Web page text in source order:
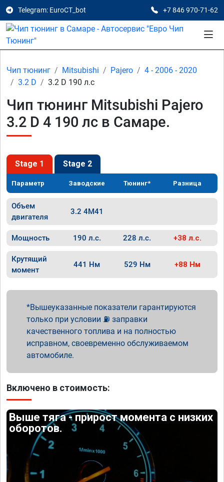
Telegram: EuroCT_bot +7 846 970-71-62
Чип тюнинг Mitsubishi Pajero
4 - 2006 - 2020
3.2 D
3.2 D 190 л.с
Чип тюнинг Mitsubishi Pajero
3.2 D 4 190 лс в Самаре.
Stage 1 Stage 2
Параметр Заводские Тюнинг* Разница
Объем
двигателя
3.2 4M41
Мощность 190 л.с. 228 л.с. +38 л.с.
Крутящий
момент
441 Нм 529 Нм +88 Нм
Вышеуказанные показатели гарантируются
только при условии ⛽ заправки
качественного топлива и на полностью
исправном, своевременно обслуживаемом
автомобиле.
Включено в стоимость:
Выше тяга - прирост момента с низких
оборотов.